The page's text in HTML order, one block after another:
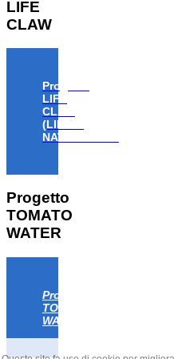
LIFE
CLAW
Progetto
LIFE
CLAW
(LIFE18
NAT/IT/000806)
Progetto
TOMATO
WATER
Progetto
TOMATO
WATER